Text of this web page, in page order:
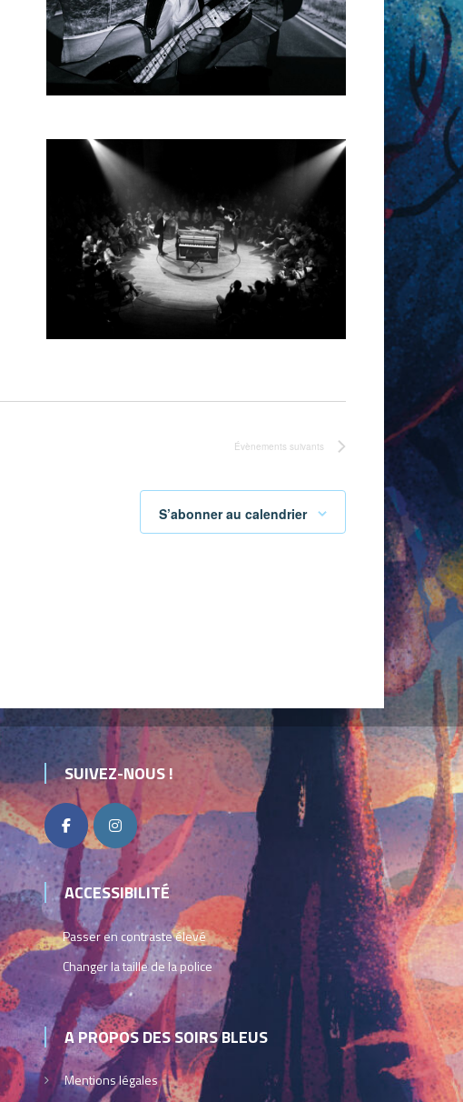
Évènements suivants
S’abonner au calendrier
SUIVEZ-NOUS !
ACCESSIBILITÉ
Passer en contraste élevé
Changer la taille de la police
A PROPOS DES SOIRS BLEUS
Mentions légales